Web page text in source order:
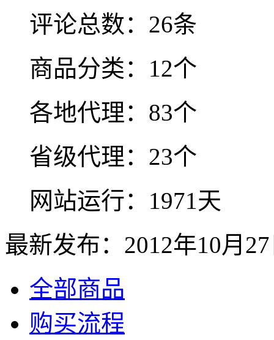
评论总数：26条
商品分类：12个
各地代理：83个
省级代理：23个
网站运行：1971天
最新发布：2012年10月
全部商品
购买流程